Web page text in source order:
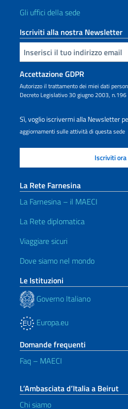
Gli uffici della sede
Iscriviti alla nostra Newsletter
Inserisci la tua email
Accettazione GDPR
Autorizzo il trattamento dei miei dati
Decreto Legislativo 30 giugno 2003, n.196
Sì, voglio iscrivermi alla Newsletter
aggiornamenti sulle attività di questa sede
La Rete Farnesina
La Farnesina – il MAECI
La Rete diplomatica
Viaggiare sicuri
Dove siamo nel mondo
Le Istituzioni
Governo Italiano
Europa.eu
Domande frequenti
Faq – MAECI
L’Ambasciata d’Italia a Beirut
Chi siamo